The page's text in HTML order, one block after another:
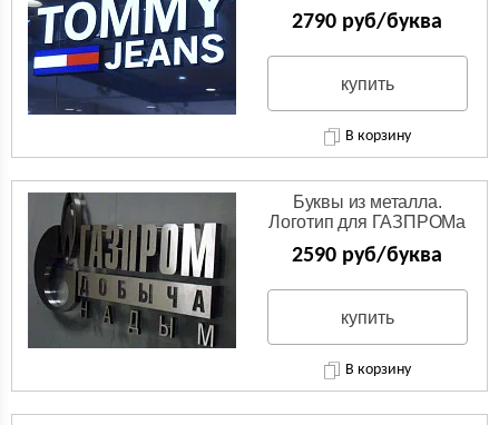
2790 руб/буква
купить
В корзину
Буквы из металла.
Логотип для ГАЗПРОМа
из нержавейки.
2590 руб/буква
купить
В корзину